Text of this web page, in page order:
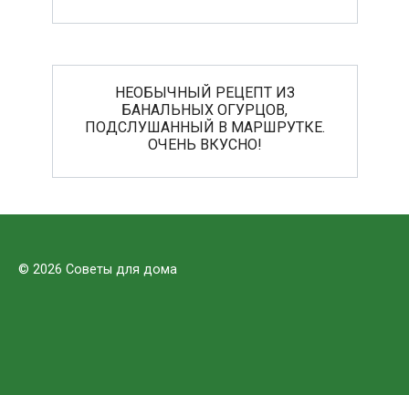
НЕОБЫЧНЫЙ РЕЦЕПТ ИЗ
БАНАЛЬНЫХ ОГУРЦОВ,
ПОДСЛУШАННЫЙ В МАРШРУТКЕ.
ОЧЕНЬ ВКУСНО!
© 2026 Советы для дома